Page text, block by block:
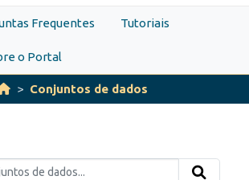
Frequentes Tutoriais
o Portal
Conjuntos de dados